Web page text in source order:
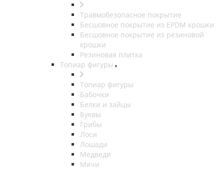
Травмобезопасное покрытие
Бесшовное покрытие из EPDM крошки
Бесшовное покрытие из резиновой
крошки
Резиновая плитка
Топиар фигуры
Топиар фигуры
Бабочки
Белки и зайцы
Буквы
Грибы
Лоси
Лошади
Медведи
Мячи